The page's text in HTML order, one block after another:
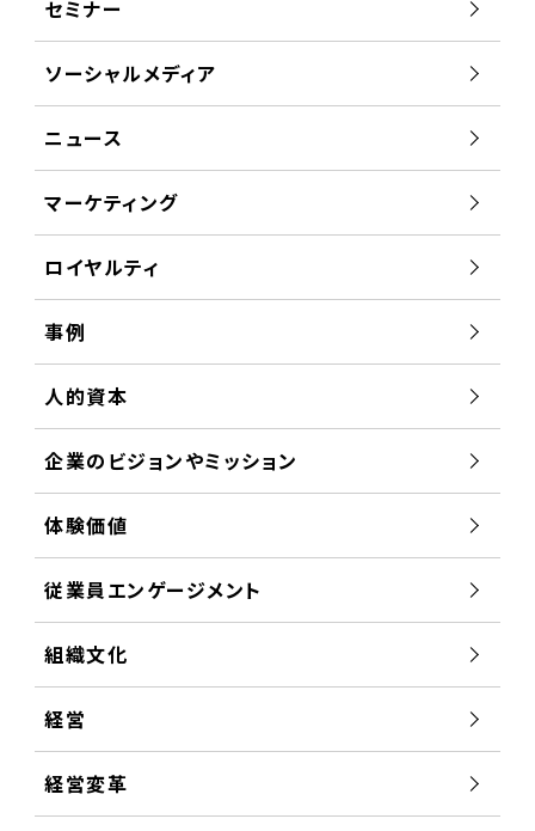
セミナー
ソーシャルメディア
ニュース
マーケティング
ロイヤルティ
事例
人的資本
企業のビジョンやミッション
体験価値
従業員エンゲージメント
組織文化
経営
経営変革